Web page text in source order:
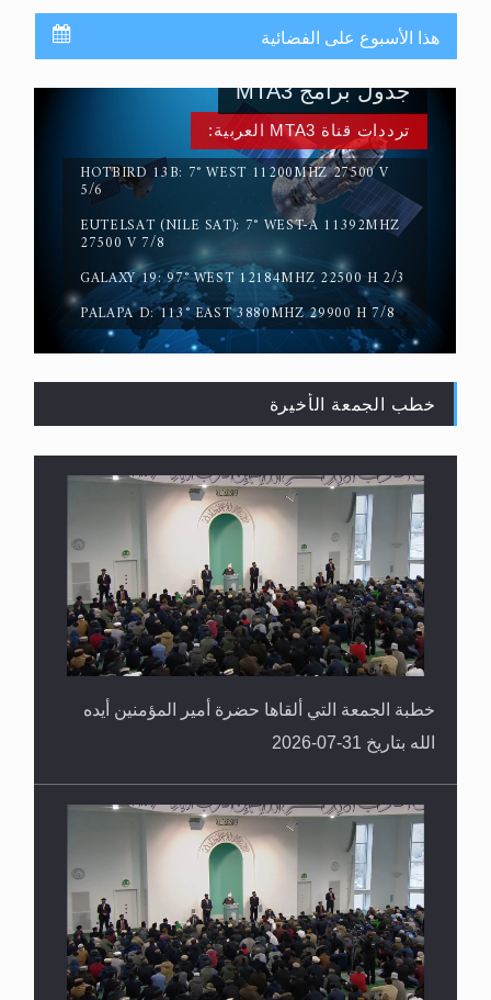
حقيقة المسيح الدجال
القرآن قاضٍ وحكمٌ على السنة ومهيمنٌ عليها.. ليس
العكس
هذا الأسبوع على الفضائية
ترددات قناة MTA3 العربية:
HOTBIRD 13B: 7° WEST 11200MHZ 27500 V
5/6
EUTELSAT (NILE SAT): 7° WEST-A 11392MHZ
27500 V 7/8
GALAXY 19: 97° WEST 12184MHZ 22500 H 2/3
PALAPA D: 113° EAST 3880MHZ 29900 H 7/8
جدول برامج MTA3
خطب الجمعة الأخيرة
خطبة الجمعة التي ألقاها حضرة أمير المؤمنين أيده
الله بتاريخ 31-07-2026